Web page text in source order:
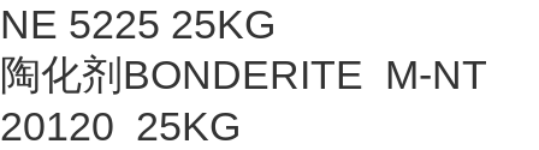
NE 5225 25KG
陶化剂BONDERITE M-NT
20120 25KG